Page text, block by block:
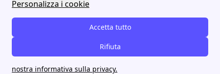
Personalizza i cookie
Accetta tutto
Rifiuta
nostra informativa sulla privacy.
aziende del 2023